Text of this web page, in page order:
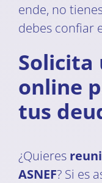
ende, no
debes confiar
Solicita
online
tus
¿Quieres
ASNEF? Si es